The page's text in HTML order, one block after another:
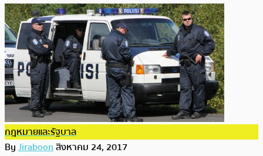
กฎหมายและรัฐบาล
ByJiraboonสิงหาคม 24, 2017